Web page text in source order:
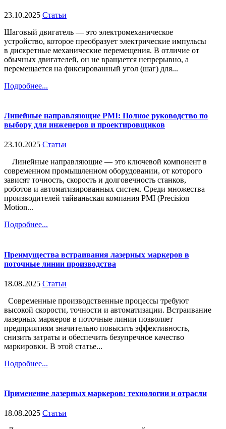
23.10.2025 Статьи
Шаговый двигатель — это электромеханическое
устройство, которое преобразует электрические импульсы
в дискретные механические перемещения. В отличие от
обычных двигателей, он не вращается непрерывно, а
перемещается на фиксированный угол (шаг) для...
Подробнее...
Линейные направляющие PMI: Полное руководство по
выбору для инженеров и проектировщиков
23.10.2025 Статьи
Линейные направляющие — это ключевой компонент в
современном промышленном оборудовании, от которого
зависят точность, скорость и долговечность станков,
роботов и автоматизированных систем. Среди множества
производителей тайваньская компания PMI (Precision
Motion...
Подробнее...
Преимущества встраивания лазерных маркеров в
поточные линии производства
18.08.2025 Статьи
Современные производственные процессы требуют
высокой скорости, точности и автоматизации. Встраивание
лазерных маркеров в поточные линии позволяет
предприятиям значительно повысить эффективность,
снизить затраты и обеспечить безупречное качество
маркировки. В этой статье...
Подробнее...
Применение лазерных маркеров: технологии и отрасли
18.08.2025 Статьи